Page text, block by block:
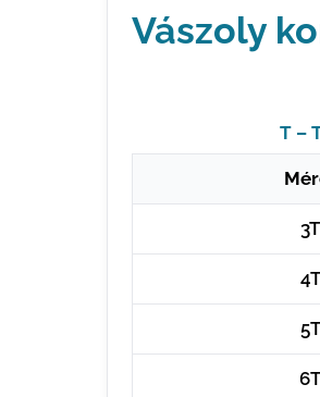
Vászoly
T –
3T
4T
5T
6T